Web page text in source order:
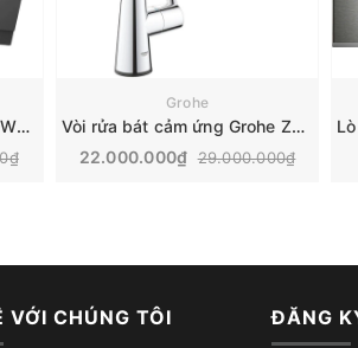
Hút mùi Bosch Series 8 | DWK91LT60
Grohe
Vòi rửa bát cảm ứng Grohe Zedra Touch | 30219002
22.000.000₫ 29.000.000₫
VỚI CHÚNG TÔI ĐĂNG